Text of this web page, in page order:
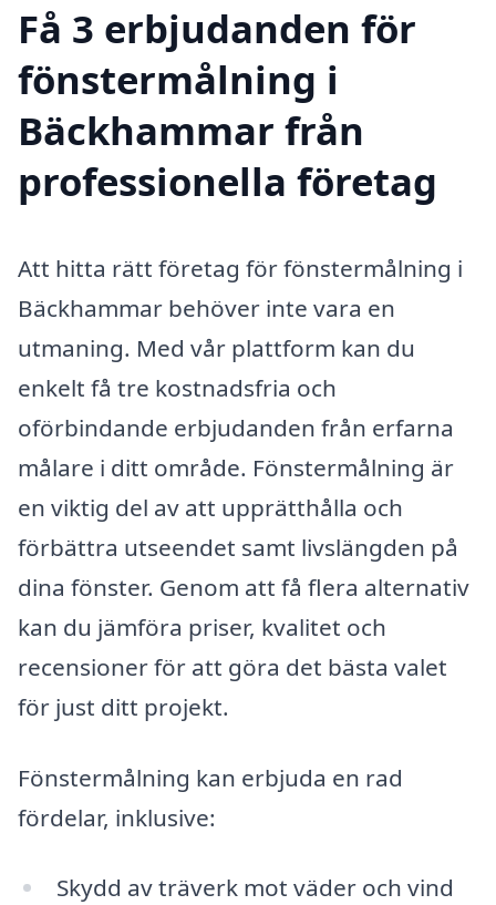
Få 3 erbjudanden för
fönstermålning i
Bäckhammar från
professionella företag
Att hitta rätt företag för fönstermålning i
Bäckhammar behöver inte vara en
utmaning. Med vår plattform kan du
enkelt få tre kostnadsfria och
oförbindande erbjudanden från erfarna
målare i ditt område. Fönstermålning är
en viktig del av att upprätthålla och
förbättra utseendet samt livslängden på
dina fönster. Genom att få flera alternativ
kan du jämföra priser, kvalitet och
recensioner för att göra det bästa valet
för just ditt projekt.
Fönstermålning kan erbjuda en rad
fördelar, inklusive:
Skydd av träverk mot väder och vind